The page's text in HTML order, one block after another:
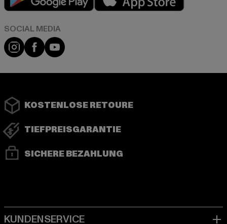
Instagram
FacebookYouTube
KOSTENLOSE RETOURE
TIEFPREISGARANTIE
SICHERE BEZAHLUNG